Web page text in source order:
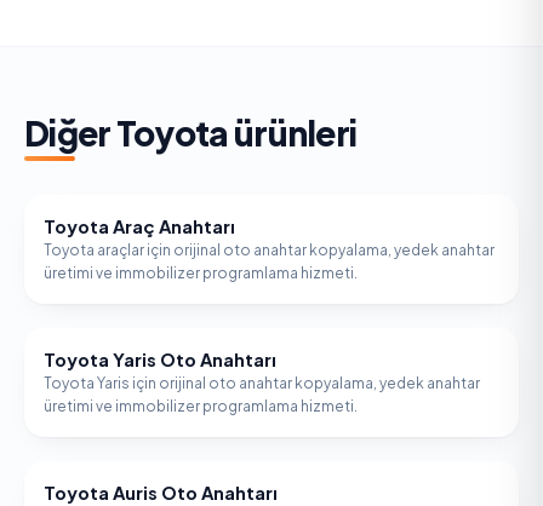
DiğerToyota ürünleri
TOYOTA
Toyota Araç Anahtarı
Toyota araçlar için orijinal oto anahtar kopyalama, yedek anahtar
üretimi ve immobilizer programlama hizmeti.
TOYOTA
Toyota Yaris Oto Anahtarı
Toyota Yaris için orijinal oto anahtar kopyalama, yedek anahtar
üretimi ve immobilizer programlama hizmeti.
TOYOTA
Toyota Auris Oto Anahtarı